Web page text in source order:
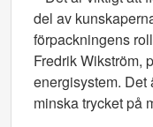
del av
förpackningens
Fredrik Wikström,
energisystem. Det
minska trycket på